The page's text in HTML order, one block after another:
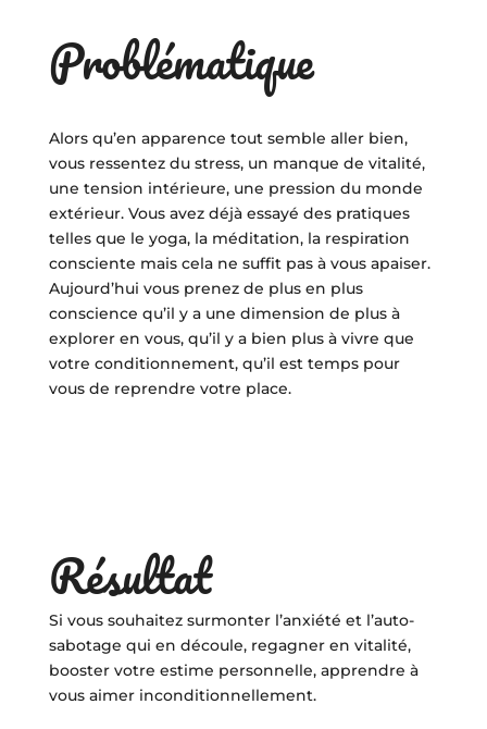
Problématique
Alors qu’en apparence tout semble aller bien,
vous ressentez du stress, un manque de vitalité,
une tension intérieure, une pression du monde
extérieur. Vous avez déjà essayé des pratiques
telles que le yoga, la méditation, la respiration
consciente mais cela ne suffit pas à vous apaiser.
Aujourd’hui vous prenez de plus en plus
conscience qu’il y a une dimension de plus à
explorer en vous, qu’il y a bien plus à vivre que
votre conditionnement, qu’il est temps pour
vous de reprendre votre place.
Résultat
Si vous souhaitez surmonter l’anxiété et l’auto-
sabotage qui en découle, regagner en vitalité,
booster votre estime personnelle, apprendre à
vous aimer inconditionnellement.